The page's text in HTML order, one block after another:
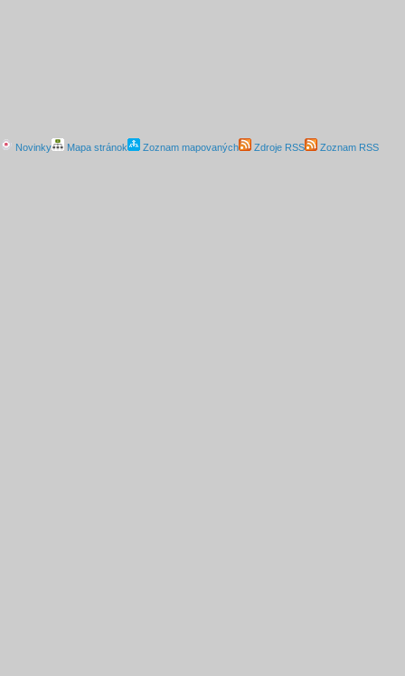
Novinky Mapa stránok Zoznam mapovaných Zdroje RSS Zoznam RSS